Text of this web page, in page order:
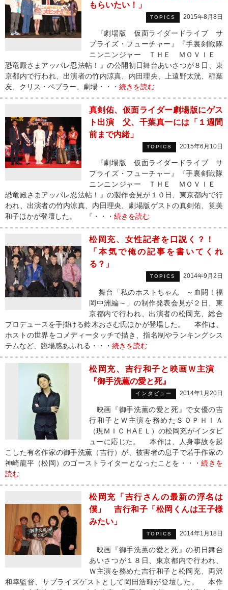
もらいたい！」
TOPICS 2015年8月8日
『劇場版 仮面ライダードライブ サ
プライズ・フューチャー』『手裏剣戦隊
ニンニンジャー ＴＨＥ ＭＯＶＩＥ
恐竜殿さまアッパレ忍法帖！』の公開初日舞台あいさつが８日、東
京都内で行われ、出演者の竹内涼真、内田理央、上遠野太洸、稲葉
友、クリス・ペプラー、劇場・・・ 続きを読む
真剣佑、仮面ライダー劇場版にゲス
ト出演 父、千葉真一には「１週間
前まで内緒」
TOPICS 2015年6月10日
『劇場版 仮面ライダードライブ サ
プライズ・フューチャー』『手裏剣戦隊
ニンニンジャー ＴＨＥ ＭＯＶＩＥ
恐竜殿さまアッパレ忍法帖！』の製作会見が１０日、東京都内で行
われ、出演者の竹内涼真、内田理央、劇場版ゲストの真剣佑、筧美
和子ほかが登壇した。 『・・・ 続きを読む
松岡充、女性記者を口説く？！
「本気で俺の記事を書いてくれ
る？」
TOPICS 2014年9月2日
舞台「私のホストちゃん ～血闘！福
岡中洲編～」の制作発表会見が２日、東
京都内で行われ、出演者の松岡充、総合
プロデュースを手掛ける鈴木おさむ氏ほかが登場した。 本作は、
ホストの世界をコメディータッチで描き、指名制やランキングシス
テムなど、臨場感あふれる・・・ 続きを読む
松岡充、吉行和子と映画Ｗ主演
『御手洗薫の愛と死』
インタビュー 2014年1月20日
映画『御手洗薫の愛と死』で女優の吉
行和子とＷ主演を務めたＳＯＰＨＩＡ
（現ＭＩＣＨAＥＬ）の松岡充がインタビ
ューに応じた。 本作は、人身事故を起
こした有名作家の御手洗薫（吉行）が、被害者の息子で若手作家の
神崎龍平（松岡）のゴーストライターとなったことを・・・続きを
読む
松岡充「吉行さんの最新の浮名は
僕」 吉行和子「松岡くんは王子様
みたい」
TOPICS 2014年1月18日
映画『御手洗薫の愛と死』の初日舞台
あいさつが１８日、東京都内で行われ、
Ｗ主演を務めた吉行和子と松岡充、両沢
和幸監督、サプライズゲストとして岡田浩暉が登壇した。 本作